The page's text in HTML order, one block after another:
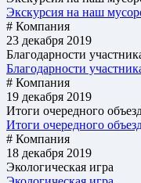
Экскурсия на наш
# Компания
23 декабря 2019
Благодарности
Благодарности
# Компания
19 декабря 2019
Итоги очередного
Итоги очередного
# Компания
18 декабря 2019
Экологическая игра